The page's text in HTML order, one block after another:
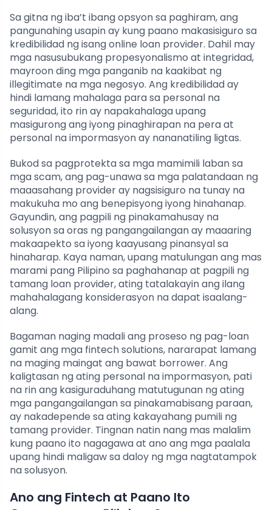
Sa gitna ng iba’t ibang opsyon sa paghiram, ang
pangunahing usapin ay kung paano makasisiguro sa
kredibilidad ng isang online loan provider. Dahil may
mga nasusubukang propesyonalismo at integridad,
mayroon ding mga panganib na kaakibat ng
illegitimate na mga negosyo. Ang kredibilidad ay
hindi lamang mahalaga para sa personal na
seguridad, ito rin ay napakahalaga upang
masigurong ang iyong pinaghirapan na pera at
personal na impormasyon ay nananatiling ligtas.
Bukod sa pagprotekta sa mga mamimili laban sa
mga scam, ang pag-unawa sa mga palatandaan ng
maaasahang provider ay nagsisiguro na tunay na
makukuha mo ang benepisyong iyong hinahanap.
Gayundin, ang pagpili ng pinakamahusay na
solusyon sa oras ng pangangailangan ay maaaring
makaapekto sa iyong kaayusang pinansyal sa
hinaharap. Kaya naman, upang matulungan ang mas
marami pang Pilipino sa paghahanap at pagpili ng
tamang loan provider, ating tatalakayin ang ilang
mahahalagang konsiderasyon na dapat isaalang-
alang.
Bagaman naging madali ang proseso ng pag-loan
gamit ang mga fintech solutions, nararapat lamang
na maging maingat ang bawat borrower. Ang
kaligtasan ng ating personal na impormasyon, pati
na rin ang kasiguraduhang matutugunan ng ating
mga pangangailangan sa pinakamabisang paraan,
ay nakadepende sa ating kakayahang pumili ng
tamang provider. Tingnan natin nang mas malalim
kung paano ito nagagawa at ano ang mga paalala
upang hindi maligaw sa daloy ng mga nagtatampok
na solusyon.
Ano ang Fintech at Paano Ito